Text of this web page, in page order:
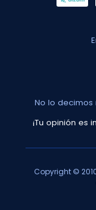
No lo decimos
¡Tu opinión es
Copyright ©